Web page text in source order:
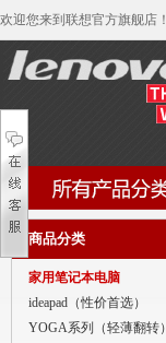
欢迎您来到联想官方旗舰店！
家用笔记本电脑
商用笔记本电脑
平板电脑
商品分类
家用笔记本电脑
ideapad（性价首选）
YOGA系列（轻薄翻转）